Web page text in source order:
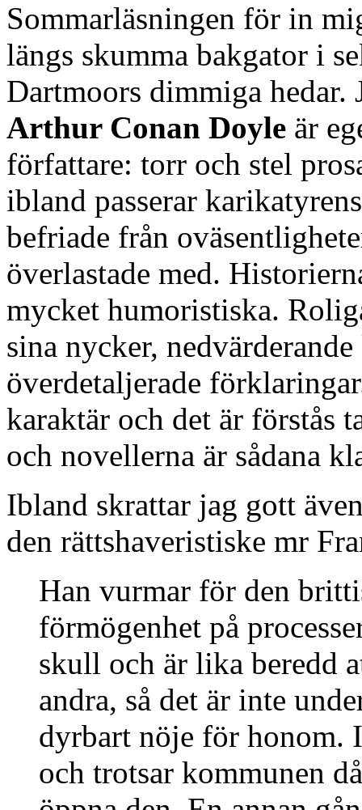
Sommarläsningen för in
längs skumma bakgator i
Dartmoors dimmiga hedar.
Arthur Conan Doyle är
författare: torr och stel
ibland passerar
befriade från
överlastade med.
mycket humoristiska.
sina nycker,
överdetaljerade
karaktär och det är förstås
och novellerna är sådana
Ibland skrattar jag gott
den rättshaveristiske mr
Han vurmar för den
förmögenhet på
skull och är lika beredd
andra, så det är inte
dyrbart nöje för honom.
och trotsar kommunen